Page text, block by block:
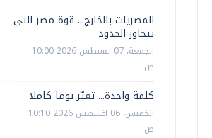
المصريات بالخارج... قوة مصر التي
تتجاوز الحدود
الجمعة، 07 اغسطس 2026 10:00
ص
كلمة واحدة... تغيّر يوما كاملا
الخميس، 06 اغسطس 2026 10:10
ص